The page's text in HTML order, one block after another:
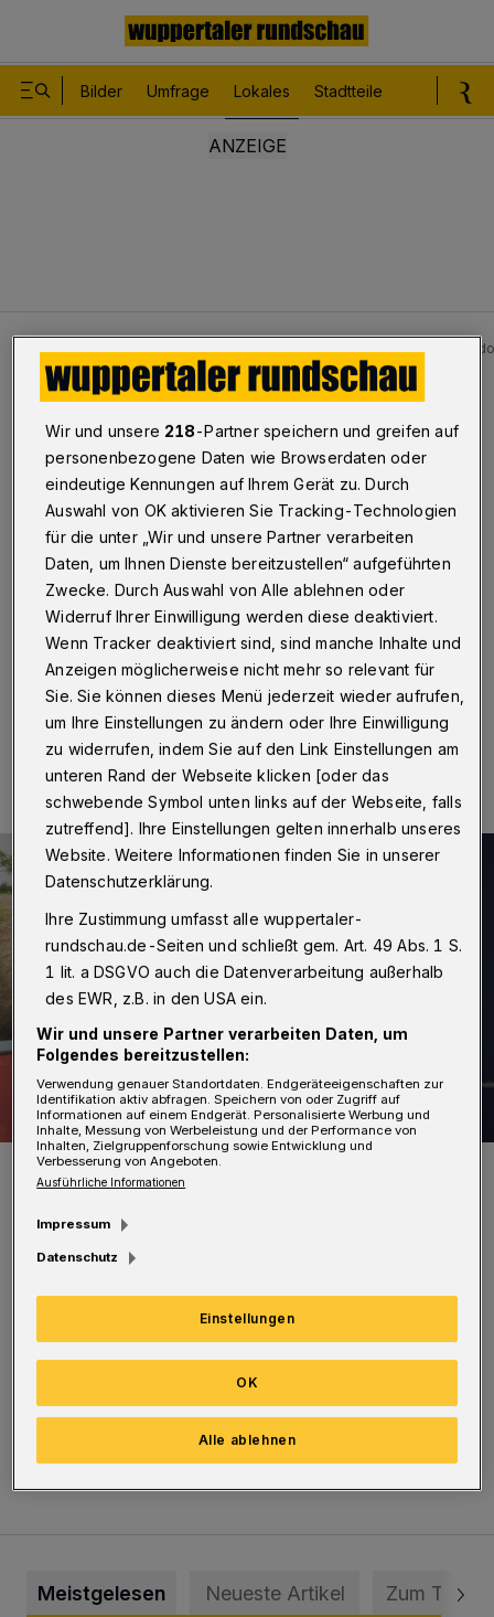
Bilder Umfrage Lokales Stadtteile
Lokales Besuch in Wuppertal: Regie-Legende
Regie-Legende Schlöndorff im
„Cinema“
Wuppertal · Der bekannte deutsche Filmregisseur
Volker Schlöndorff war jetzt zum Aufführungsstart
seiner neuesten Arbeit „Der Waldmacher“ persönlich im
Oberbarmer Programmkino „Cinema“ an der Berliner
Straße.
30.04.2022 , 12:00 Uhr Eine Minute Lesezeit
Volker Schlöndorff im „Cinema“ beim Signieren eines „Der
Waldmacher“-Filmplakates.
In dem Dokumentarfilm geht es um Tony
Rinaudo, der mit einer einfachen Methode zur
Wiederaufforstung in Afrika beiträgt. Mehr als
240 Millionen neue Bäume sind so entstanden.
Meistgelesen Neueste Artikel Zum Thema
Wir und unsere 218-Partner speichern und greifen auf
personenbezogene Daten wie Browserdaten oder
eindeutige Kennungen auf Ihrem Gerät zu. Durch
Auswahl von OK aktivieren Sie Tracking-Technologien
für die unter „Wir und unsere Partner verarbeiten
Daten, um Ihnen Dienste bereitzustellen“ aufgeführten
Zwecke. Durch Auswahl von Alle ablehnen oder
Widerruf Ihrer Einwilligung werden diese deaktiviert.
Wenn Tracker deaktiviert sind, sind manche Inhalte und
Anzeigen möglicherweise nicht mehr so relevant für
Sie. Sie können dieses Menü jederzeit wieder aufrufen,
um Ihre Einstellungen zu ändern oder Ihre Einwilligung
zu widerrufen, indem Sie auf den Link Einstellungen am
unteren Rand der Webseite klicken [oder das
schwebende Symbol unten links auf der Webseite, falls
zutreffend]. Ihre Einstellungen gelten innerhalb unseres
Website. Weitere Informationen finden Sie in unserer
Datenschutzerklärung.
Ihre Zustimmung umfasst alle wuppertaler-
rundschau.de-Seiten und schließt gem. Art. 49 Abs. 1 S.
1 lit. a DSGVO auch die Datenverarbeitung außerhalb
des EWR, z.B. in den USA ein.
Wir und unsere Partner verarbeiten Daten, um
Folgendes bereitzustellen:
Verwendung genauer Standortdaten. Endgeräteeigenschaften zur
Identifikation aktiv abfragen. Speichern von oder Zugriff auf
Informationen auf einem Endgerät. Personalisierte Werbung und
Inhalte, Messung von Werbeleistung und der Performance von
Inhalten, Zielgruppenforschung sowie Entwicklung und
Verbesserung von Angeboten.
Ausführliche Informationen
Impressum
Datenschutz
Einstellungen
Alle ablehnen
OK